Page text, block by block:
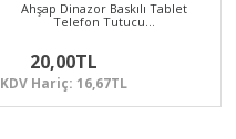
Ahşap Dinazor Baskılı Tablet
Telefon Tutucu…
20,00TL
KDV Hariç: 16,67TL